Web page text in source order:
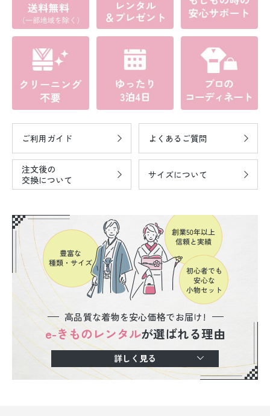
ご利用ガイド よくあるご質問
注文後の
交換について
サイズについて
高品質な着物を安心価格でお届け!
e-きものレンタルが選ばれる理由
詳しく見る